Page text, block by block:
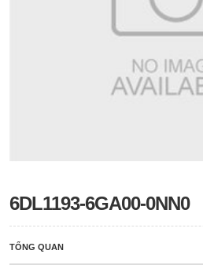
6DL1193-6GA00-0NN0
TỔNG QUAN